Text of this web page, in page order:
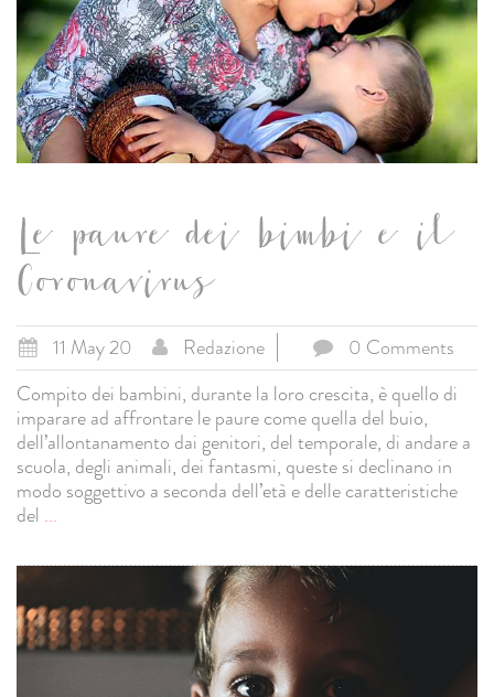
Le paure dei bimbi e il
Coronavirus
11 May 20 Redazione
0 Comments
Compito dei bambini, durante la loro crescita, è quello di
imparare ad affrontare le paure come quella del buio,
dell’allontanamento dai genitori, del temporale, di andare a
scuola, degli animali, dei fantasmi, queste si declinano in
modo soggettivo a seconda dell’età e delle caratteristiche
del ...